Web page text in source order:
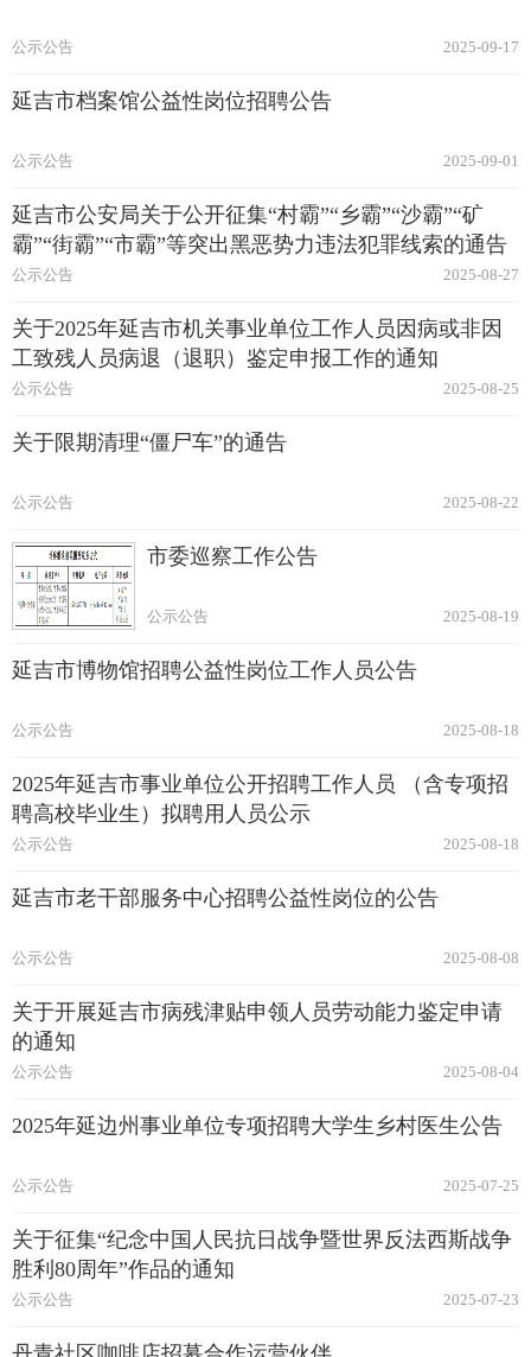
2025-09-17
公示公告
延吉市档案馆公益性岗位招聘公告
2025-09-01
公示公告
延吉市公安局关于公开征集“村霸”“乡霸”“沙霸”“矿
霸”“街霸”“市霸”等突出黑恶势力违法犯罪线索的通告
2025-08-27
公示公告
关于2025年延吉市机关事业单位工作人员因病或非因
工致残人员病退（退职）鉴定申报工作的通知
2025-08-25
公示公告
关于限期清理“僵尸车”的通告
2025-08-22
公示公告
市委巡察工作公告
2025-08-19
公示公告
延吉市博物馆招聘公益性岗位工作人员公告
2025-08-18
公示公告
2025年延吉市事业单位公开招聘工作人员 （含专项招
聘高校毕业生）拟聘用人员公示
2025-08-18
公示公告
延吉市老干部服务中心招聘公益性岗位的公告
2025-08-08
公示公告
关于开展延吉市病残津贴申领人员劳动能力鉴定申请
的通知
2025-08-04
公示公告
2025年延边州事业单位专项招聘大学生乡村医生公告
2025-07-25
公示公告
关于征集“纪念中国人民抗日战争暨世界反法西斯战争
胜利80周年”作品的通知
2025-07-23
公示公告